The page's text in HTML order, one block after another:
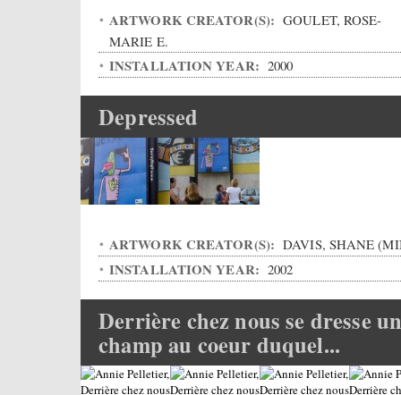
ARTWORK CREATOR(S): GOULET, ROSE-
MARIE E.
INSTALLATION YEAR: 2000
Depressed
ARTWORK CREATOR(S): DAVIS, SHANE
INSTALLATION YEAR: 2002
Derrière chez nous se dresse
champ au coeur duquel...